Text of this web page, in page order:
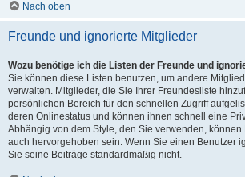
Nach oben
Freunde und ignorierte Mitglieder
Wozu benötige ich die Listen der Freunde und
Sie können diese Listen benutzen, um andere
verwalten. Mitglieder, die Sie Ihrer Freundesliste
persönlichen Bereich für den schnellen Zugriff
deren Onlinestatus und können ihnen schnell eine
Abhängig von dem Style, den Sie verwenden, können
auch hervorgehoben sein. Wenn Sie einen Benutzer
Sie seine Beiträge standardmäßig nicht.